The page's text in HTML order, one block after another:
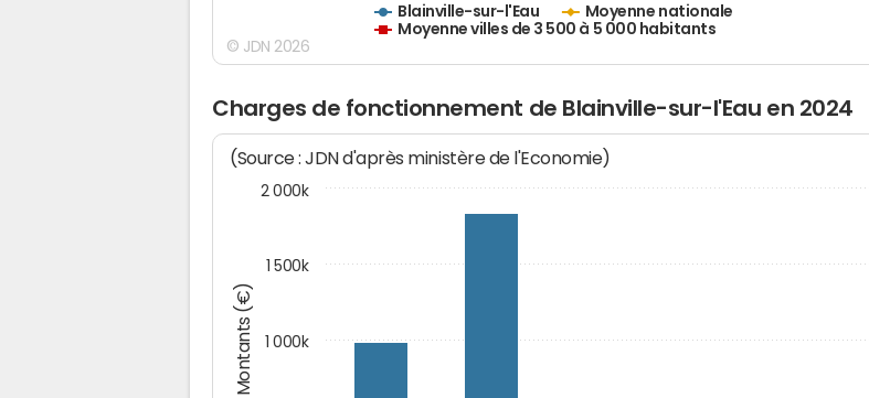
Blainville-sur-l'Eau
Moyenne nationale
Moyenne villes de 3 500 à 5 000 habitants
© JDN 2026
Charges de fonctionnement de Blainville-sur-l'Eau en 2024
Montants (€)
(Source : JDN d'après ministère de l'Economie)
1 000k
1 500k
2 000k